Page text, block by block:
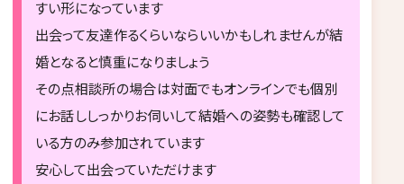
すい形になっています
出会って友達作るくらいならいいかもしれませんが結
婚となると慎重になりましょう
その点相談所の場合は対面でもオンラインでも個別
にお話ししっかりお伺いして結婚への姿勢も確認して
いる方のみ参加されています
安心して出会っていただけます